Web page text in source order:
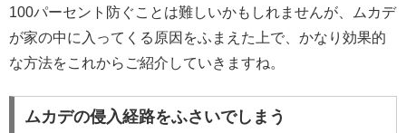
100パーセント防ぐことは難しいかもしれませんが、ムカデ
が家の中に入ってくる原因をふまえた上で、かなり効果的
な方法をこれからご紹介していきますね。
ムカデの侵入経路をふさいでしまう